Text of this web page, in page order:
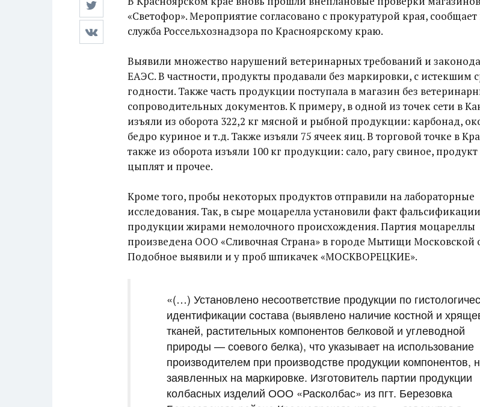
«Светофор». Мероприятие согласовано с прокуратурой края, сообщает
служба Россельхознадзора по Красноярскому краю.
Выявили множество нарушений ветеринарных требований и
ЕАЭС. В частности, продукты продавали без маркировки, с истекшим
годности. Также часть продукции поступала в магазин без
сопроводительных документов. К примеру, в одной из точек сети в
изъяли из оборота 322,2 кг мясной и рыбной продукции: карбонад,
бедро куриное и т.д. Также изъяли 75 ячеек яиц. В торговой точке в
также из оборота изъяли 100 кг продукции: сало, рагу свиное,
цыплят и прочее.
Кроме того, пробы некоторых продуктов отправили на лабораторные
исследования. Так, в сыре моцарелла установили факт фальсификации
продукции жирами немолочного происхождения. Партия моцареллы
произведена ООО «Сливочная Страна» в городе Мытищи Московской
Подобное выявили и у проб шпикачек «МОСКВОРЕЦКИЕ».
«(…) Установлено несоответствие продукции по
идентификации состава (выявлено наличие костной и
тканей, растительных компонентов белковой и углеводной
природы — соевого белка), что указывает на использование
производителем при производстве продукции компонентов,
заявленных на маркировке. Изготовитель партии продукции
колбасных изделий ООО «Расколбас» из пгт. Березовка